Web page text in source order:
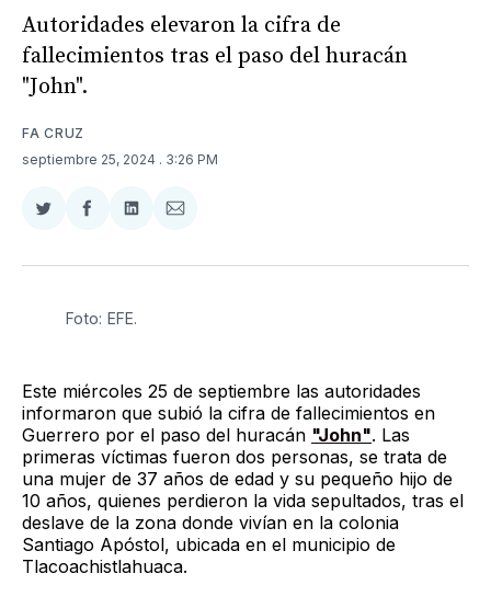
Autoridades elevaron la cifra de
fallecimientos tras el paso del huracán
"John".
FA CRUZ
septiembre 25, 2024 . 3:26 PM
Compartir
Twitter
Compartir
Facebook
Compartir
LinkedIn
Compartir
Email
Foto: EFE.
Este miércoles 25 de septiembre las autoridades
informaron que subió la cifra de fallecimientos en
Guerrero por el paso del huracán "John". Las
primeras víctimas fueron dos personas, se trata de
una mujer de 37 años de edad y su pequeño hijo de
10 años, quienes perdieron la vida sepultados, tras el
deslave de la zona donde vivían en la colonia
Santiago Apóstol, ubicada en el municipio de
Tlacoachistlahuaca.